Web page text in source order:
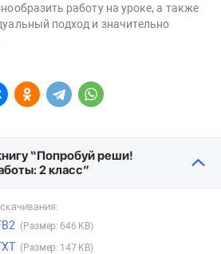
работу на уроке, а также
подход и значительно
“Попробуй реши!
2 класс”
(Размер: 646 KB)
(Размер: 147 KB)